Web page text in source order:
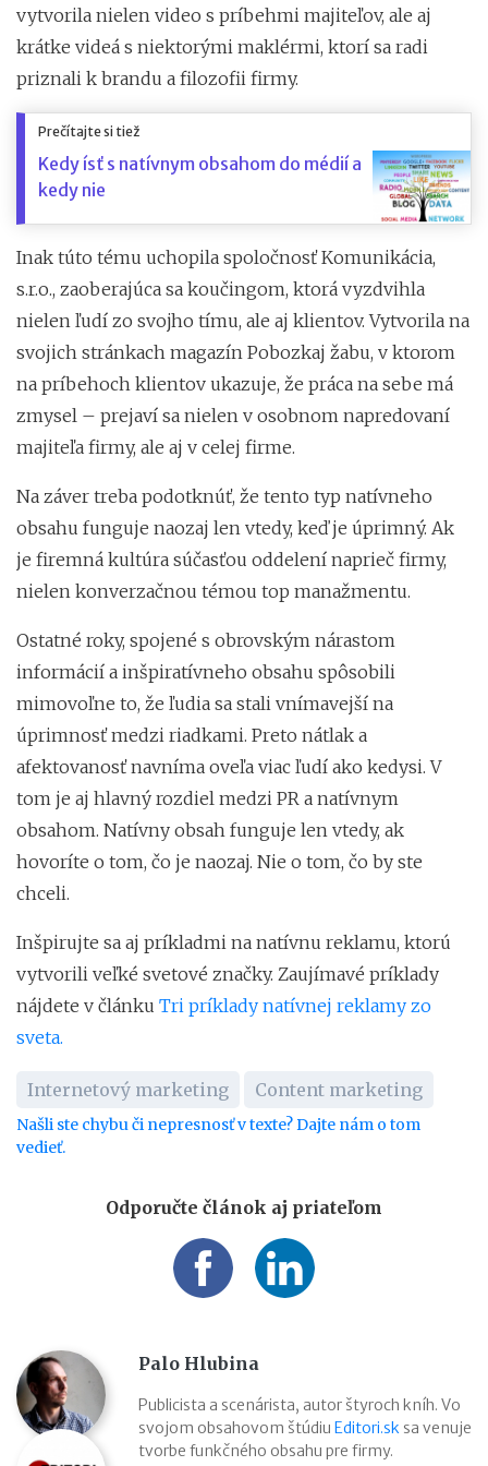
vytvorila nielen video s príbehmi majiteľov, ale aj
krátke videá s niektorými maklérmi, ktorí sa radi
priznali k brandu a filozofii firmy.
Prečítajte si tiež
Kedy ísť s natívnym obsahom do médií a
kedy nie
Inak túto tému uchopila spoločnosť Komunikácia,
s.r.o., zaoberajúca sa koučingom, ktorá vyzdvihla
nielen ľudí zo svojho tímu, ale aj klientov. Vytvorila na
svojich stránkach magazín Pobozkaj žabu, v ktorom
na príbehoch klientov ukazuje, že práca na sebe má
zmysel – prejaví sa nielen v osobnom napredovaní
majiteľa firmy, ale aj v celej firme.
Na záver treba podotknúť, že tento typ natívneho
obsahu funguje naozaj len vtedy, keď je úprimný. Ak
je firemná kultúra súčasťou oddelení naprieč firmy,
nielen konverzačnou témou top manažmentu.
Ostatné roky, spojené s obrovským nárastom
informácií a inšpiratívneho obsahu spôsobili
mimovoľne to, že ľudia sa stali vnímavejší na
úprimnosť medzi riadkami. Preto nátlak a
afektovanosť navníma oveľa viac ľudí ako kedysi. V
tom je aj hlavný rozdiel medzi PR a natívnym
obsahom. Natívny obsah funguje len vtedy, ak
hovoríte o tom, čo je naozaj. Nie o tom, čo by ste
chceli.
Inšpirujte sa aj príkladmi na natívnu reklamu, ktorú
vytvorili veľké svetové značky. Zaujímavé príklady
nájdete v článku Tri príklady natívnej reklamy zo
sveta.
Internetový marketing Content marketing
Našli ste chybu či nepresnosť v texte? Dajte nám o tom
vedieť.
Odporučte článok aj priateľom
Palo Hlubina
Publicista a scenárista, autor štyroch kníh. Vo
svojom obsahovom štúdiu Editori.sk sa venuje
tvorbe funkčného obsahu pre firmy.